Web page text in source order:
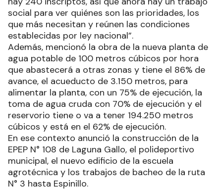
social para ver quiénes son las prioridades, los
que más necesitan y reúnen las condiciones
establecidas por ley nacional”.
Además, mencionó la obra de la nueva planta de
agua potable de 100 metros cúbicos por hora
que abastecerá a otras zonas y tiene el 86% de
avance, el acueducto de 3.150 metros, para
alimentar la planta, con un 75% de ejecución, la
toma de agua cruda con 70% de ejecución y el
reservorio tiene o va a tener 194.250 metros
cúbicos y está en el 62% de ejecución.
En ese contexto anunció la construcción de la
EPEP N° 108 de Laguna Gallo, el polideportivo
municipal, el nuevo edificio de la escuela
agrotécnica y los trabajos de bacheo de la ruta
N° 3 hasta Espinillo.